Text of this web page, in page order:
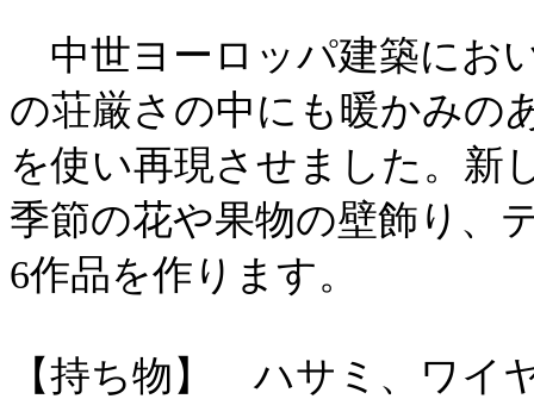
中世ヨーロッパ建築にお
の荘厳さの中にも暖かみの
を使い再現させました。新
季節の花や果物の壁飾り、
6作品を作ります。
【持ち物】 ハサミ、ワイ